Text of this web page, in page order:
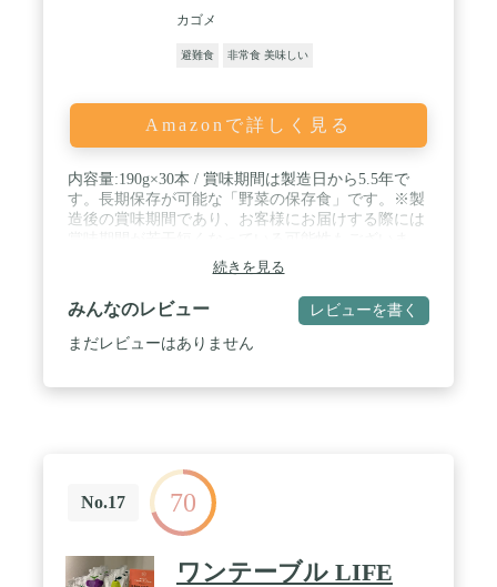
カゴメ
避難食 非常食 美味しい
Amazonで詳しく見る
内容量:190g×30本 / 賞味期間は製造日から5.5年で
す。長期保存が可能な「野菜の保存食」です。※製
造後の賞味期間であり、お客様にお届けする際には
す。 / 1缶に野菜1日分350g分をぎゅっと濃縮して使
用している / 商品サイズ(高さx奥行x
幅):110mmx325mmx268mm / カロリー(1本/190g当た
り):77kcal
続きを見る
みんなのレビュー レビューを書く
まだレビューはありません
No.17 70
ワンテーブル LIFE